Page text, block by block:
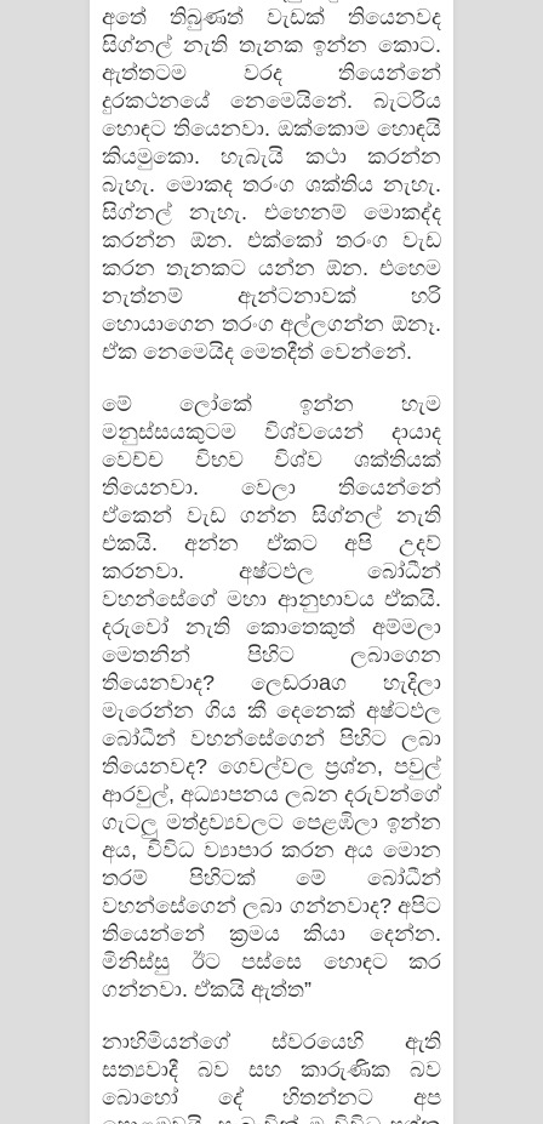
අතේ තිබුණත් වැඩක්‌ තියෙනවද
සිග්නල් නැති තැනක ඉන්න කොට.
ඇත්තටම වරද තියෙන්නේ
දුරකථනයේ නෙමෙයිනේ. බැටරිය
හොඳට තියෙනවා. ඔක්‌කොම හොඳයි
කියමුකො. හැබැයි කථා කරන්න
බැහැ. මොකද තරංග ශක්‌තිය නැහැ.
සිග්නල් නැහැ. එහෙනම් මොකද්ද
කරන්න ඕන. එක්‌කෝ තරංග වැඩ
කරන තැනකට යන්න ඕන. එහෙම
නැත්නම් ඇන්ටනාවක්‌ හරි
හොයාගෙන තරංග අල්ලගන්න ඕනෑ.
ඒක නෙමෙයිද මෙතදීත් වෙන්නේ.
මේ ලෝකේ ඉන්න හැම
මනුස්‌සයකුටම විශ්වයෙන් දායාද
වෙච්ච විභව විශ්ව ශක්‌තියක්‌
තියෙනවා. වෙලා තියෙන්නේ
ඒකෙන් වැඩ ගන්න සිග්නල් නැති
එකයි. අන්න ඒකට අපි උදව්
කරනවා. අෂ්ටඵල බෝධීන්
වහන්සේගේ මහා ආනුභාවය ඒකයි.
දරුවෝ නැති කොතෙකුත් අම්මලා
මෙතනින් පිහිට ලබාගෙන
තියෙනවාද? ලෙඩරාaග හැදිලා
මැරෙන්න ගිය කී දෙනෙක්‌ අෂ්ටඵල
බෝධීන් වහන්සේගෙන් පිහිට ලබා
තියෙනවද? ගෙවල්වල ප්‍රශ්න, පවුල්
ආරවුල්, අධ්‍යාපනය ලබන දරුවන්ගේ
ගැටලු මත්ද්‍රව්‍යවලට පෙළඹිලා ඉන්න
අය, විවිධ ව්‍යාපාර කරන අය මොන
තරම් පිහිටක්‌ මේ බෝධීන්
වහන්සේගෙන් ලබා ගන්නවාද? අපිට
තියෙන්නේ ක්‍රමය කියා දෙන්න.
මිනිස්‌සු ඊට පස්‌සෙ හොඳට කර
ගන්නවා. ඒකයි ඇත්ත”
නාහිමියන්ගේ ස්‌වරයෙහි ඇති
සත්‍යවාදී බව සහ කාරුණික බව
බොහෝ දේ හිතන්නට අප